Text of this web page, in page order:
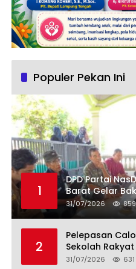
Populer Pekan Ini
1
DPD Partai
Barat Gelar
31/07/2026 859
2
Pelepasan
Sekolah
2026–2027, Plt.
31/07/2026 631